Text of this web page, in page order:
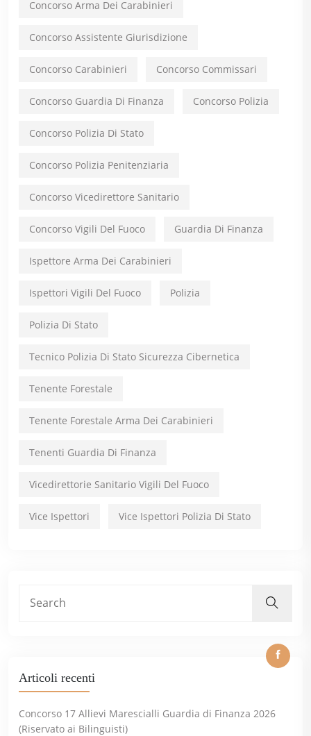
Concorso Arma Dei Carabinieri
Concorso Assistente Giurisdizione
Concorso Carabinieri Concorso Commissari
Concorso Guardia Di Finanza Concorso Polizia
Concorso Polizia Di Stato
Concorso Polizia Penitenziaria
Concorso Vicedirettore Sanitario
Concorso Vigili Del Fuoco Guardia Di Finanza
Ispettore Arma Dei Carabinieri
Ispettori Vigili Del Fuoco Polizia
Polizia Di Stato
Tecnico Polizia Di Stato Sicurezza Cibernetica
Tenente Forestale
Tenente Forestale Arma Dei Carabinieri
Tenenti Guardia Di Finanza
Vicedirettorie Sanitario Vigili Del Fuoco
Vice Ispettori Vice Ispettori Polizia Di Stato
Articoli recenti
Concorso 17 Allievi Marescialli Guardia di Finanza 2026
(Riservato ai Bilinguisti)